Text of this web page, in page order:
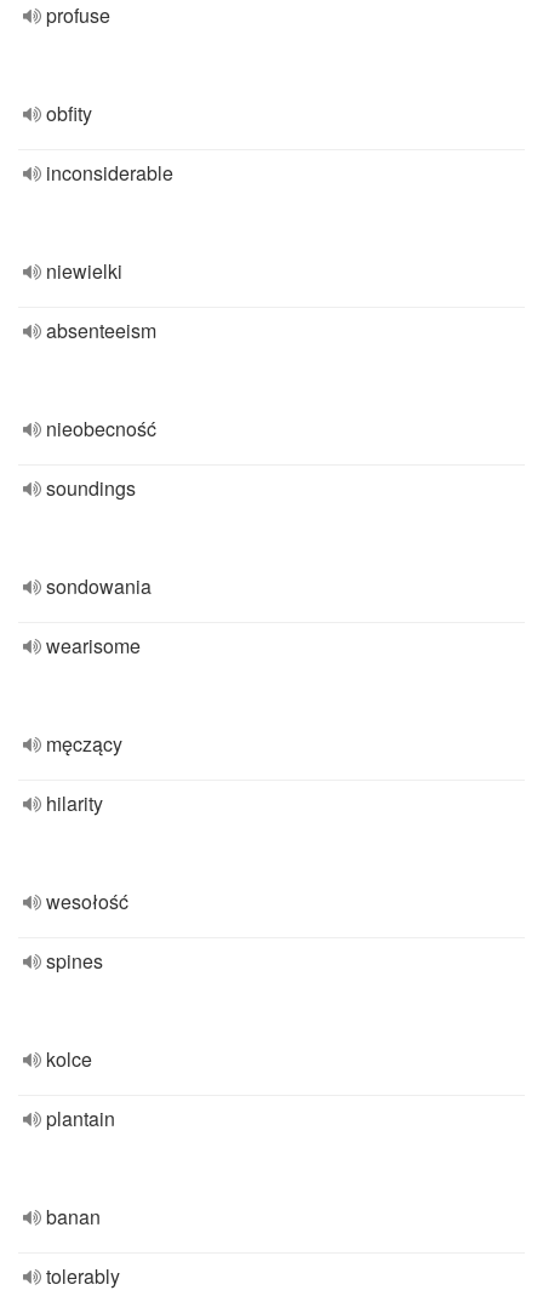
profuse
obfity
inconsiderable
niewielki
absenteeism
nieobecność
soundings
sondowania
wearisome
męczący
hilarity
wesołość
spines
kolce
plantain
banan
tolerably